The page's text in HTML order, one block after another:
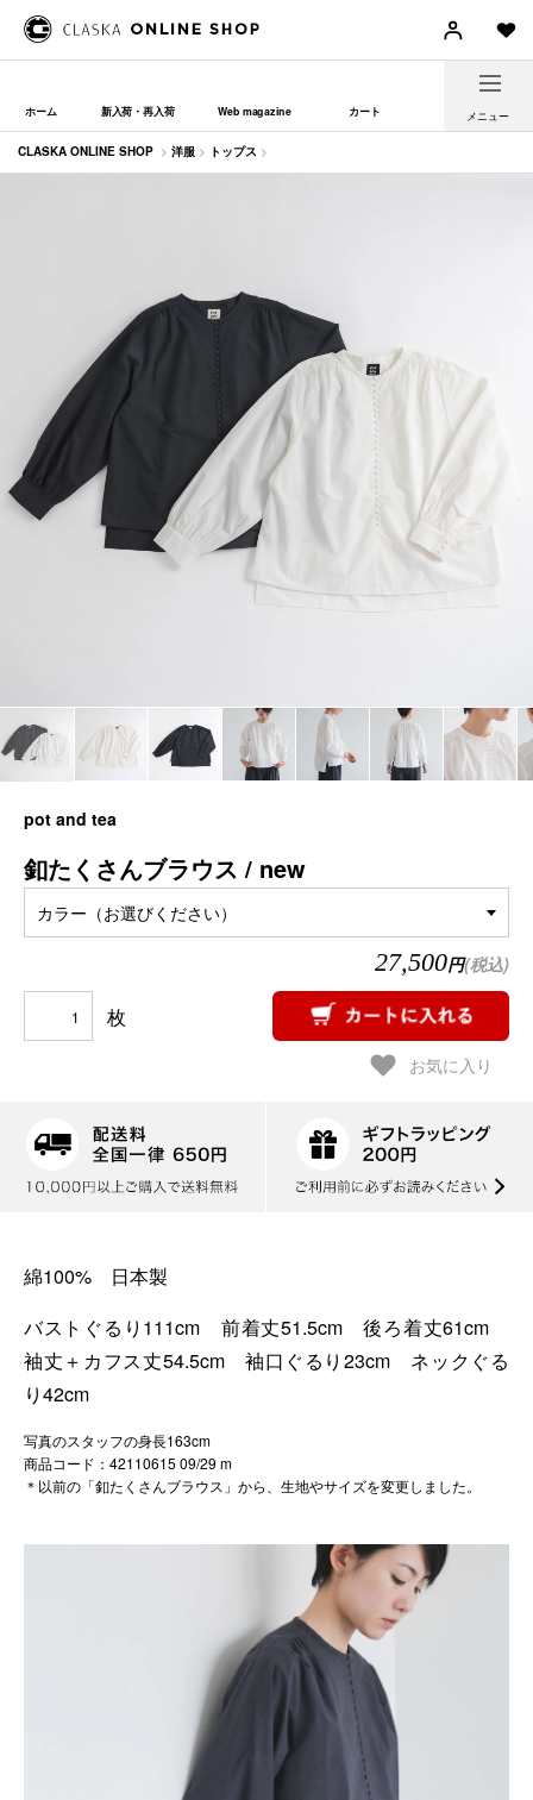
ホーム 新入荷・再入荷 Web magazine カート メニュー
CLASKA ONLINE SHOP > 洋服 > トップス >
pot and tea
釦たくさんブラウス / new
カラー（お選びください）
27,500円(税込)
枚
お気に入り
綿100% 日本製
バストぐるり111cm 前着丈51.5cm 後ろ着丈61cm
袖丈＋カフス丈54.5cm 袖口ぐるり23cm ネックぐる
り42cm
写真のスタッフの身長163cm
商品コード：42110615 09/29 m
＊以前の「釦たくさんブラウス」から、生地やサイズを変更しました。